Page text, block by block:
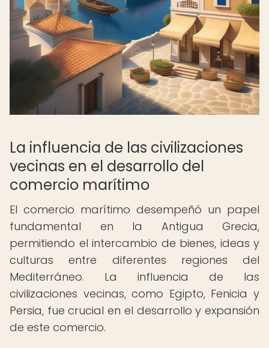
La influencia de las civilizaciones
vecinas en el desarrollo del
comercio marítimo
El comercio marítimo desempeñó un papel
fundamental en la Antigua Grecia,
permitiendo el intercambio de bienes, ideas y
culturas entre diferentes regiones del
Mediterráneo. La influencia de las
civilizaciones vecinas, como Egipto, Fenicia y
Persia, fue crucial en el desarrollo y expansión
de este comercio.